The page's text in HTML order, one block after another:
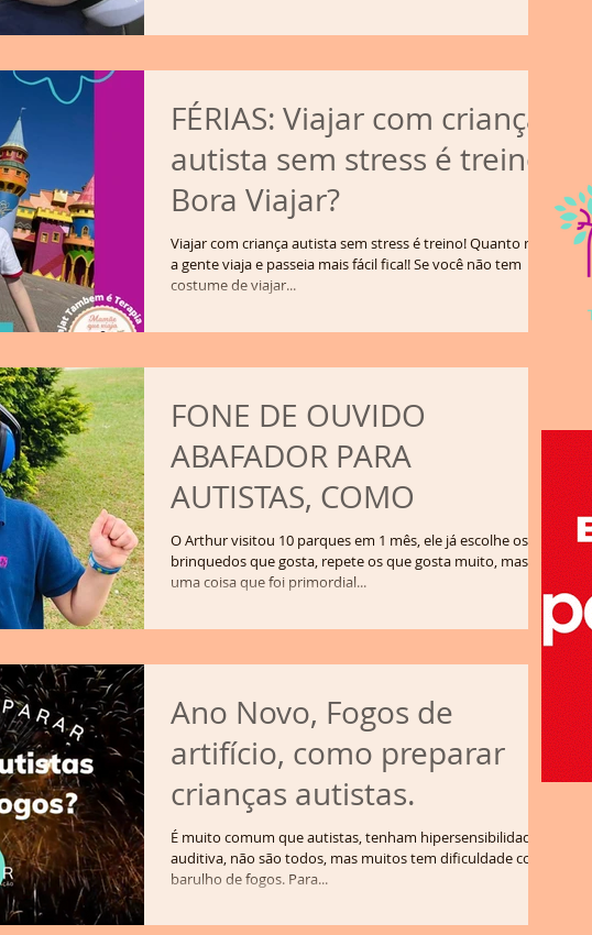
FÉRIAS: Viajar com criança
autista sem stress é treino!
Bora Viajar?
Viajar com criança autista sem stress é treino! Quanto mais
a gente viaja e passeia mais fácil fica!! Se você não tem
costume de viajar...
FONE DE OUVIDO
ABAFADOR PARA
AUTISTAS, COMO
O Arthur visitou 10 parques em 1 mês, ele já escolhe os
brinquedos que gosta, repete os que gosta muito, mas
uma coisa que foi primordial...
Ano Novo, Fogos de
artifício, como preparar
crianças autistas.
É muito comum que autistas, tenham hipersensibilidade
auditiva, não são todos, mas muitos tem dificuldade com
barulho de fogos. Para...